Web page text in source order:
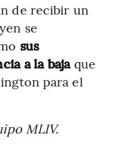
de recibir un
se
sus
a la baja que
para el
MLIV.